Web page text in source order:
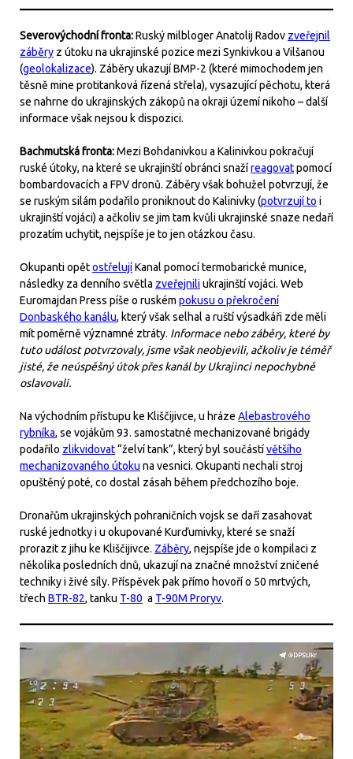
Severovýchodní fronta:Ruský milbloger Anatolij Radov zveřejnil
záběry z útoku na ukrajinské pozice mezi Synkivkou a Vilšanou
(geolokalizace). Záběry ukazují BMP-2 (které mimochodem jen
těsně mine protitanková řízená střela), vysazující pěchotu, která
se nahrne do ukrajinských zákopů na okraji území nikoho – další
informace však nejsou k dispozici.
Bachmutská fronta:Mezi Bohdanivkou a Kalinivkou pokračují
ruské útoky, na které se ukrajinští obránci snažíreagovatpomocí
bombardovacích a FPV dronů. Záběry však bohužel potvrzují, že
se ruským silám podařilo proniknout do Kalinivky (potvrzují to i
ukrajinští vojáci) a ačkoliv se jim tam kvůli ukrajinské snaze nedaří
prozatím uchytit, nejspíše je to jen otázkou času.
Okupanti opětostřelujíKanal pomocí termobarické munice,
následky za denního světla zveřejniliukrajinští vojáci. Web
Euromajdan Press píše o ruském pokusu o překročení
Donbaského kanálu, který však selhal a ruští výsadkáři zde měli
mít poměrně významné ztráty. Informace nebo záběry, které by
tuto událost potvrzovaly, jsme však neobjevili, ačkoliv je téměř
jisté, že neúspěšný útok přes kanál by Ukrajinci nepochybně
oslavovali.
Na východním přístupu ke Kliščijivce, u hráze Alebastrového
rybníka, se vojákům 93. samostatné mechanizované brigády
podařilo zlikvidovat“želví tank”, který byl součástívětšího
mechanizovaného útoku na vesnici. Okupanti nechali stroj
opuštěný poté, co dostal zásah během předchozího boje.
Dronařům ukrajinských pohraničních vojsk se daří zasahovat
ruské jednotky i u okupované Kurďumivky, které se snaží
prorazit z jihu ke Kliščijivce. Záběry, nejspíše jde o kompilaci z
několika posledních dnů, ukazují na značné množství zničené
techniky i živé síly. Příspěvek pak přímo hovoří o 50 mrtvých,
třech BTR-82, tanku T-80 a T-90M Proryv.